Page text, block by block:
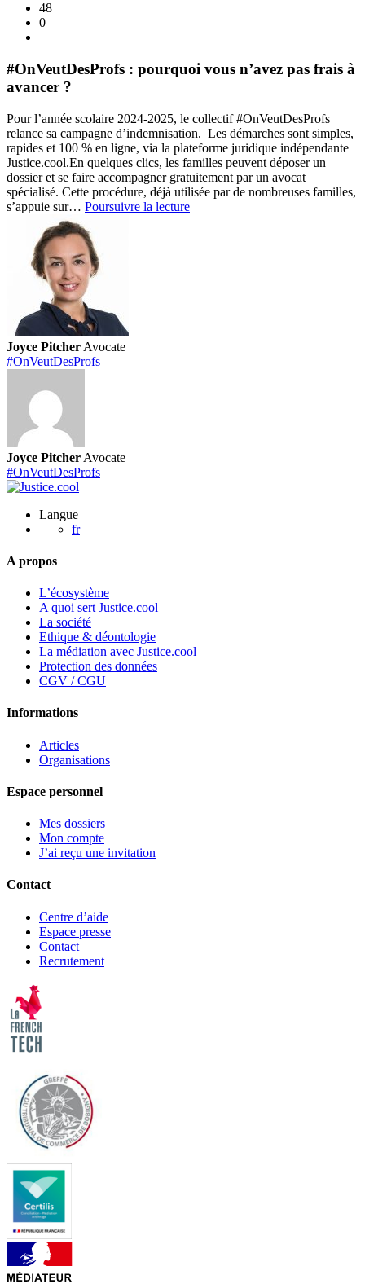
48
0
#OnVeutDesProfs : pourquoi vous n’avez pas frais à
avancer ?
Pour l’année scolaire 2024-2025, le collectif #OnVeutDesProfs
relance sa campagne d’indemnisation. Les démarches sont simples,
rapides et 100 % en ligne, via la plateforme juridique indépendante
Justice.cool.En quelques clics, les familles peuvent déposer un
dossier et se faire accompagner gratuitement par un avocat
spécialisé. Cette procédure, déjà utilisée par de nombreuses familles,
s’appuie sur… Poursuivre la lecture#OnVeutDesProfs
Joyce Pitcher Avocate
#OnVeutDesProfs
Joyce Pitcher Avocate
#OnVeutDesProfs
Langue
fr
A propos
L’écosystème
A quoi sert Justice.cool
La société
Ethique & déontologie
La médiation avec Justice.cool
Protection des données
CGV / CGU
Informations
Articles
Organisations
Espace personnel
Mes dossiers
Mon compte
J’ai reçu une invitation
Contact
Centre d’aide
Espace presse
Contact
Recrutement